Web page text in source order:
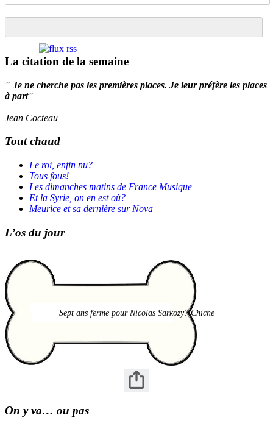
La citation de la semaine
" Je ne cherche pas les premières places. Je leur préfère les places
à part"
Jean Cocteau
Tout chaud
Le roi, enfin nu?
Tous fous!
Les dimanches matins de France Musique
Et la Syrie, on en est où?
Meurice et sa dernière sur Nova
L’os du jour
Sept ans ferme pour Nicolas Sarkozy? Chiche
On y va… ou pas